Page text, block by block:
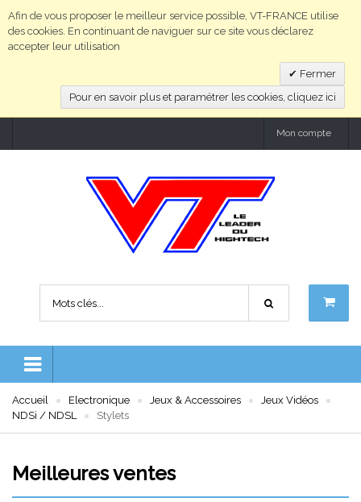
Afin de vous proposer le meilleur service possible, VT-FRANCE utilise
des cookies. En continuant de naviguer sur ce site vous déclarez
accepter leur utilisation
Fermer
Pour en savoir plus et paramétrer les cookies, cliquez ici
Mon compte
Accueil Electronique Jeux & Accessoires
Jeux Vidéos
NDSi / NDSL
Stylets
Meilleures ventes